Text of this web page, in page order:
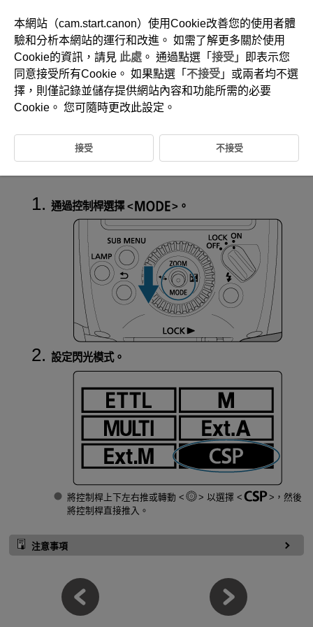
D393-026
連續拍攝優先模式
在連續拍攝優先模式下，閃燈輸出會自動較普通閃光降低一級，而ISO感
光度則會升高一級。這在進行連續拍攝或想要節省閃光燈電量時較為有
通過控制桿選擇 。
設定閃光模式。
將控制桿上下左右推或轉動 以選擇
，然後
將控制桿直接推入。
注意事項
本網站（cam.start.canon）使用Cookie改善您的使用者體
驗和分析本網站的運行和改進。 如需了解更多關於使用
Cookie的資訊，請見 此處 。 通過點選「 接受 」即表示您
同意接受所有Cookie。 如果點選「 不接受 」或兩者均不選
擇，則僅記錄並儲存提供網站內容和功能所需的必要
Cookie。 您可隨時更改此設定。
接受 不接受